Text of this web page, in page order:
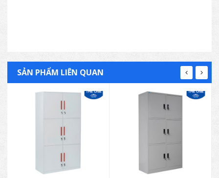
SẢN PHẨM LIÊN QUAN